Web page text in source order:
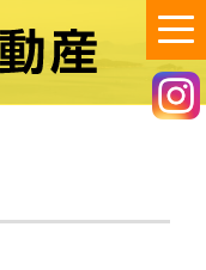
ご相談は、ツカサ不動産